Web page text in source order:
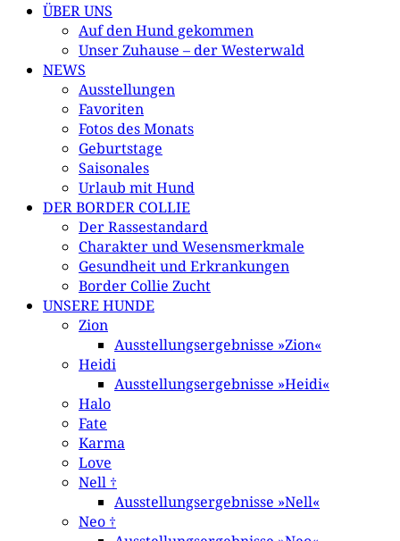
ÜBER UNS
Auf den Hund gekommen
Unser Zuhause – der Westerwald
NEWS
Ausstellungen
Favoriten
Fotos des Monats
Geburtstage
Saisonales
Urlaub mit Hund
DER BORDER COLLIE
Der Rassestandard
Charakter und Wesensmerkmale
Gesundheit und Erkrankungen
Border Collie Zucht
UNSERE HUNDE
Zion
Ausstellungsergebnisse »Zion«
Heidi
Ausstellungsergebnisse »Heidi«
Halo
Fate
Karma
Love
Nell †
Ausstellungsergebnisse »Nell«
Neo †